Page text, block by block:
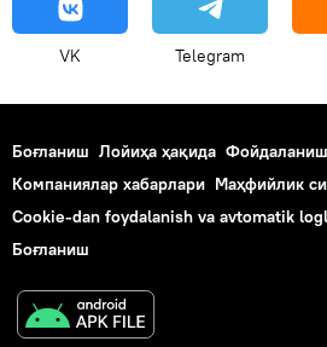
VK Telegram
Боғланиш Лойиҳа ҳақида
Компаниялар хабарлари Маҳфийлик
Cookie-dan foydalanish va avtomatik
Боғланиш